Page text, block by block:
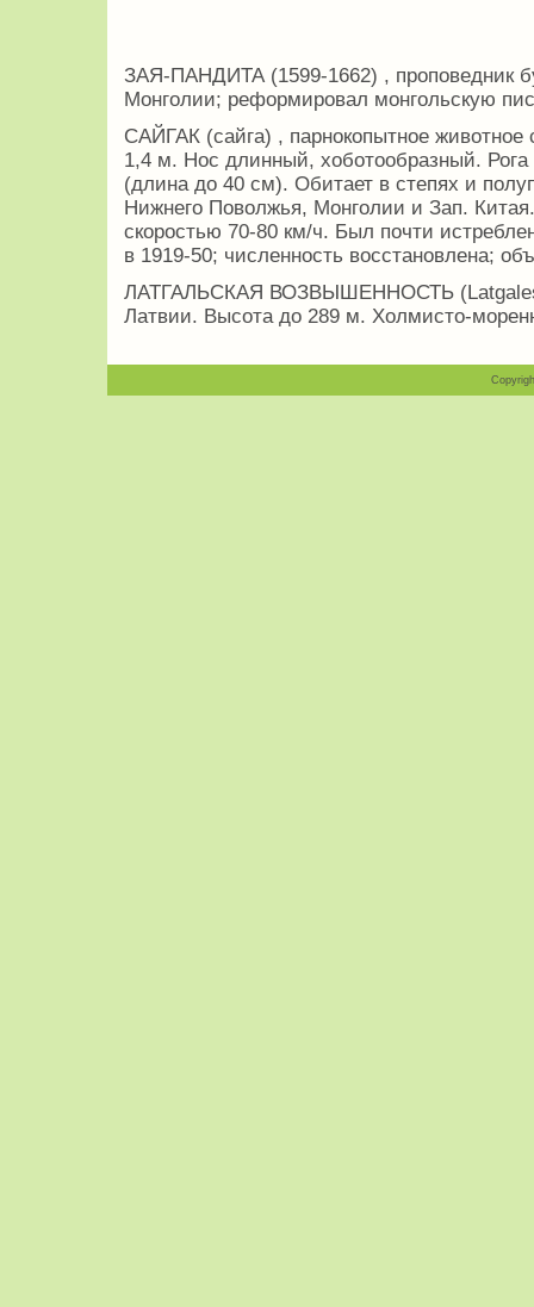
ЗАЯ-ПАНДИТА (1599-1662) , проповедник
Монголии; реформировал монгольскую
САЙГАК (сайга) , парнокопытное
1,4 м. Нос длинный, хоботообразный.
(длина до 40 см). Обитает в степях и
Нижнего Поволжья, Монголии и Зап.
скоростью 70-80 км/ч. Был почти
в 1919-50; численность восстановлена;
ЛАТГАЛЬСКАЯ ВОЗВЫШЕННОСТЬ (Latgales
Латвии. Высота до 289 м. Холмисто-